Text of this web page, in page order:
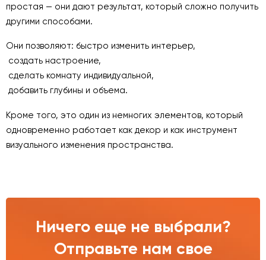
простая — они дают результат, который сложно получить
другими способами.
Они позволяют: быстро изменить интерьер,
создать настроение,
сделать комнату индивидуальной,
добавить глубины и объема.
Кроме того, это один из немногих элементов, который
одновременно работает как декор и как инструмент
визуального изменения пространства.
Ничего еще не выбрали?
Отправьте нам свое